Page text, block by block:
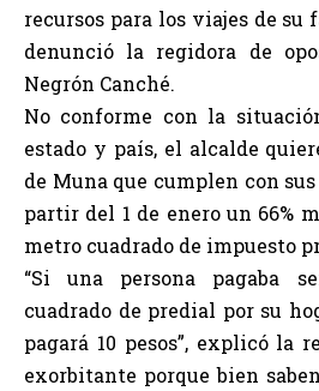
recursos para los viajes de
denunció la regidora de
Negrón Canché.
No conforme con la
estado y país, el alcalde
de Muna que cumplen con
partir del 1 de enero un 66%
metro cuadrado de impuesto
“Si una persona pagaba
cuadrado de predial por su
pagará 10 pesos”, explicó la
exorbitante porque bien